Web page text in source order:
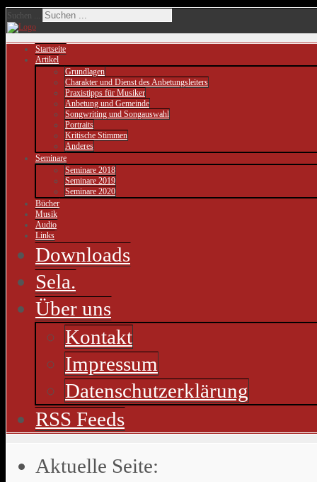
Suchen ...
Startseite
Artikel
Grundlagen
Charakter und Dienst des Anbetungsleiters
Praxistipps für Musiker
Anbetung und Gemeinde
Songwriting und Songauswahl
Portraits
Kritische Stimmen
Anderes
Seminare
Seminare 2018
Seminare 2019
Seminare 2020
Bücher
Musik
Audio
Links
Downloads
Sela.
Über uns
Kontakt
Impressum
Datenschutzerklärung
RSS Feeds
Aktuelle Seite: